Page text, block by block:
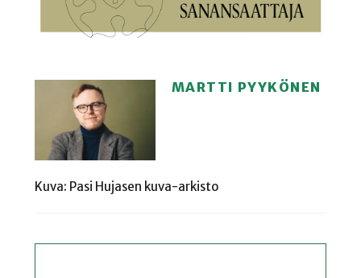
MARTTI PYYKÖNEN
Kuva: Pasi Hujasen kuva-arkisto